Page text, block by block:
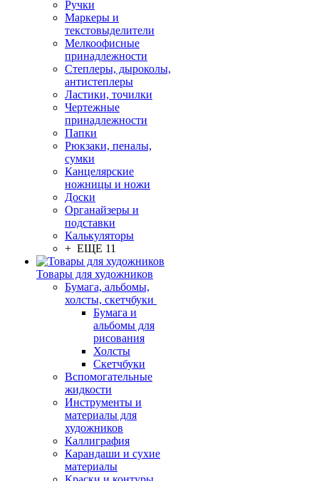
Ручки
Маркеры и
текстовыделители
Мелкоофисные
принадлежности
Степлеры, дыроколы,
антистеплеры
Ластики, точилки
Чертежные
принадлежности
Папки
Рюкзаки, пеналы,
сумки
Канцелярские
ножницы и ножи
Доски
Органайзеры и
подставки
Калькуляторы
+ ЕЩЕ 11
Товары для художников
Бумага, альбомы,
холсты, скетчбуки
Бумага и
альбомы для
рисования
Холсты
Скетчбуки
Вспомогательные
жидкости
Инструменты и
материалы для
художников
Каллиграфия
Карандаши и сухие
материалы